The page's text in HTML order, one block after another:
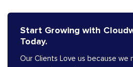
Start Growing with
Today.
Our Clients Love us because we